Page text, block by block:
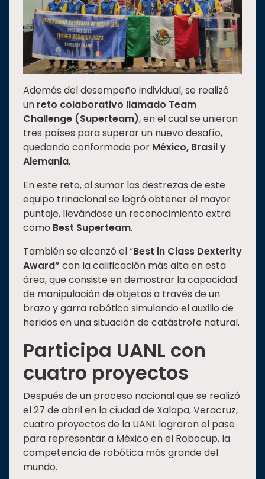
Además del desempeño individual, se realizó
un reto colaborativo llamado Team
Challenge (Superteam),en el cual se unieron
tres países para superar un nuevo desafío,
quedando conformado por México, Brasil y
Alemania.
En este reto, al sumar las destrezas de este
equipo trinacional se logró obtener el mayor
puntaje, llevándose un reconocimiento extra
como Best Superteam.
También se alcanzó el “Best in Class Dexterity
Award” con la calificación más alta en esta
área, que consiste en demostrar la capacidad
de manipulación de objetos a través de un
brazo y garra robótico simulando el auxilio de
heridos en una situación de catástrofe natural.
Participa UANL con
cuatro proyectos
Después de un proceso nacional que se realizó
el 27 de abril en la ciudad de Xalapa, Veracruz,
cuatro proyectos de la UANL lograron el pase
para representar a México en el Robocup, la
competencia de robótica más grande del
mundo.